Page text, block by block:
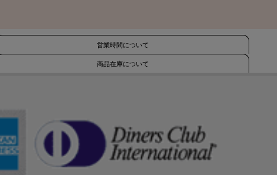
営業時間について
商品在庫について